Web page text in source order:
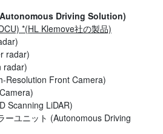
Driving Solution)
*(HL Klemove社の製品)
radar)
radar)
Resolution Front Camera)
Scanning LiDAR)
ーユニット (Autonomous Driving